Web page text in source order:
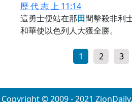
歷 代 志 上 11:14
這勇士便站在那田間擊殺非利
和華使以色列人大獲全勝。
1 2 3
Copyright © 2009 - 2021